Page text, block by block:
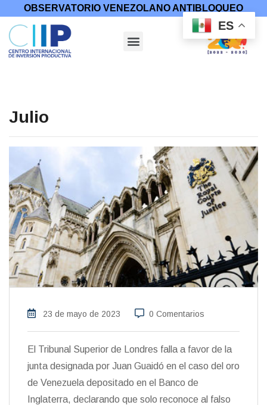
OBSERVATORIO VENEZOLANO ANTIBLOQUEO
Julio
23 de mayo de 2023 0 Comentarios
El Tribunal Superior de Londres falla a favor de la
junta designada por Juan Guaidó en el caso del oro
de Venezuela depositado en el Banco de
Inglaterra, declarando que solo reconoce al falso
ES